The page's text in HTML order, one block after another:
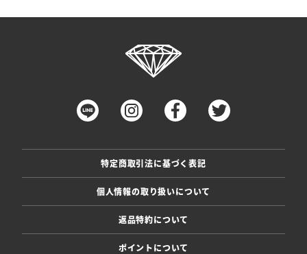
特定商取引法に基づく表記
個人情報の取り扱いについて
返品特約について
ポイントについて